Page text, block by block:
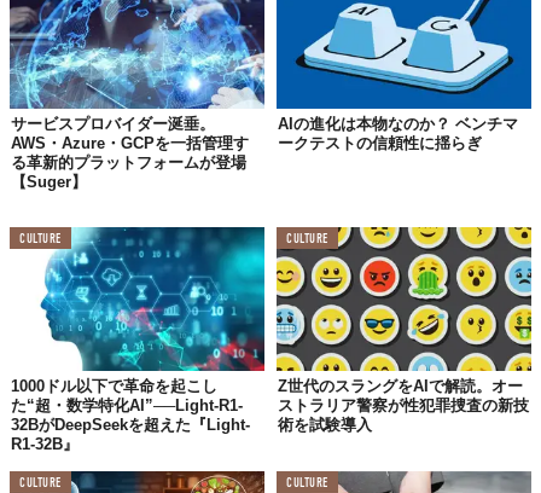
サービスプロバイダー涎垂。
AWS・Azure・GCPを一括管理す
る革新的プラットフォームが登場
【Suger】
AIの進化は本物なのか？ ベンチマ
ークテストの信頼性に揺らぎ
CULTURE
1000ドル以下で革命を起こし
た“超・数学特化AI”──Light-R1-
32BがDeepSeekを超えた『Light-
R1-32B』
CULTURE
Z世代のスラングをAIで解読。オー
ストラリア警察が性犯罪捜査の新技
術を試験導入
CULTURE CULTURE